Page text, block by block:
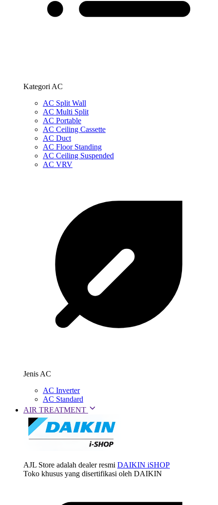
Kategori AC
AC Split Wall
AC Multi Split
AC Portable
AC Ceiling Cassette
AC Duct
AC Floor Standing
AC Ceiling Suspended
AC VRV
Jenis AC
AC Inverter
AC Standard
AIR TREATMENT
AJL Store adalah dealer resmi DAIKIN iSHOP
Toko khusus yang disertifikasi oleh DAIKIN